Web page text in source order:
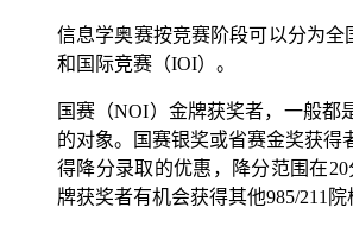
信息学奥赛按竞赛阶段可以分为全
和国际竞赛（IOI）。
国赛（NOI）金牌获奖者，一般都
的对象。国赛银奖或省赛金奖获得
得降分录取的优惠，降分范围在20
牌获奖者有机会获得其他985/211院